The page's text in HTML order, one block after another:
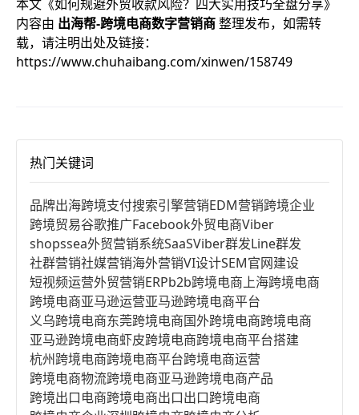
本文《如何规避外贸收款风险？四大实用技巧全盘分享》
内容由 出海帮-跨境电商数字营销商整理发布，如需转
载，请注明出处及链接：
https://www.chuhaibang.com/xinwen/158749
热门关键词
品牌出海跨境支付搜索引擎营销EDM营销跨境企业
跨境贸易谷歌推广Facebook外贸电商Viber
shopssea外贸营销系统SaaSViber群发Line群发
社群营销社媒营销海外营销VI设计SEM官网建设
短视频运营外贸营销ERPb2b跨境电商上海跨境电商
跨境电商亚马逊运营亚马逊跨境电商平台
义乌跨境电商东莞跨境电商国外跨境电商跨境电商
亚马逊跨境电商虾皮跨境电商跨境电商平台搭建
杭州跨境电商跨境电商平台跨境电商运营
跨境电商物流跨境电商亚马逊跨境电商产品
跨境出口电商跨境电商出口出口跨境电商